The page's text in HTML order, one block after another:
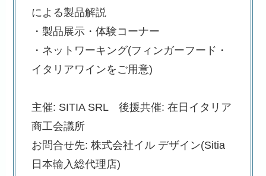
による製品解説
・製品展示・体験コーナー
・ネットワーキング(フィンガーフード・
イタリアワインをご用意)
主催: SITIA SRL 後援共催: 在日イタリア
商工会議所
お問合せ先: 株式会社イル デザイン(Sitia
日本輸入総代理店)